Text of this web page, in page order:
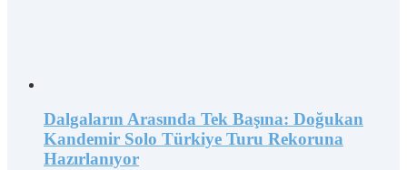
Dalgaların Arasında Tek Başına: Doğukan
Kandemir Solo Türkiye Turu Rekoruna
Hazırlanıyor